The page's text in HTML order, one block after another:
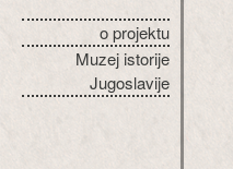
o projektu
Muzej istorije
Jugoslavije